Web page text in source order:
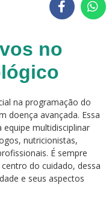
no
na programação do
doença avançada. Essa
equipe multidisciplinar
nutricionistas,
É sempre
do cuidado, dessa
e seus aspectos